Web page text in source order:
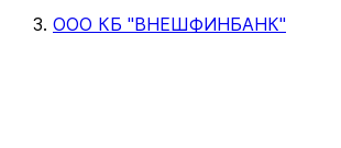
ООО КБ "ВНЕШФИНБАНК"